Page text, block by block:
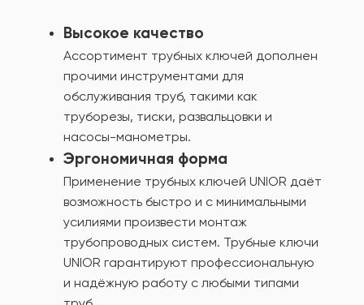
Высокое качество
Ассортимент трубных ключей дополнен
прочими инструментами для
обслуживания труб, такими как
труборезы, тиски, развальцовки и
насосы-манометры.
Эргономичная форма
Применение трубных ключей UNIOR даёт
возможность быстро и с минимальными
усилиями произвести монтаж
трубопроводных систем. Трубные ключи
UNIOR гарантируют профессиональную
и надёжную работу с любыми типами